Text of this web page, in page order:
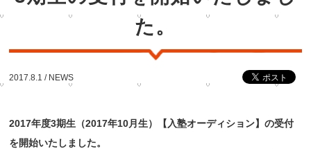
た。
2017.8.1 / NEWS
2017年度3期生（2017年10月生）【入塾オーディション】の受付
を開始いたしました。